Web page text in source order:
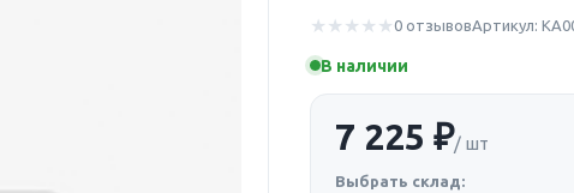
0 отзывовАртикул:
В наличии
7 225 ₽/ шт
Выбрать склад: